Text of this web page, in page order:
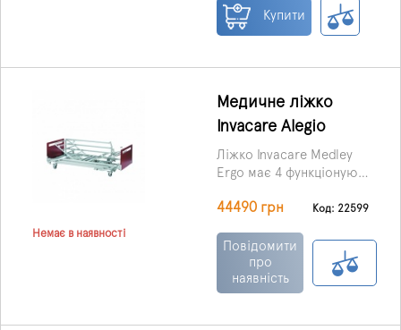
медустановах, а також у
домашніх умовах.
Купити
Немає в наявності
Медичне ліжко
Invacare Alegio
Ліжко Invacare Medley
Ergo має 4 функціонуючі
регулювання положення
ножного відділу.
44490 грн Код: 22599
Повідомити
про
наявність